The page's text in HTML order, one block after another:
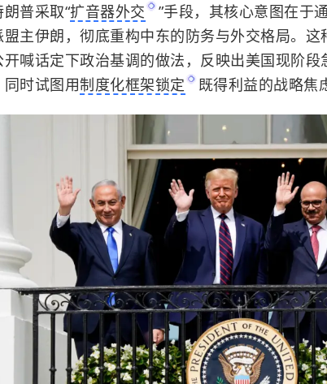
朗普采取“扩音器外交
”手段，其核心意图在于
主伊朗，彻底重构中东的防务与外交格局。这
开喊话定下政治基调的做法，反映出美国现阶
时试图用制度化框架锁定 既得利益的战略焦